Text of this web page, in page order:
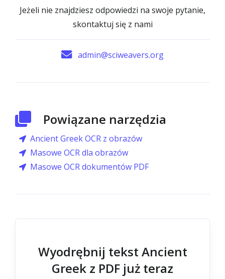
Jeżeli nie znajdziesz odpowiedzi na swoje pytanie,
skontaktuj się z nami
admin@sciweavers.org
Powiązane narzędzia
Ancient Greek OCR z obrazów
Masowe OCR dla obrazów
Masowe OCR dokumentów PDF
Wyodrębnij tekst Ancient
Greek z PDF już teraz